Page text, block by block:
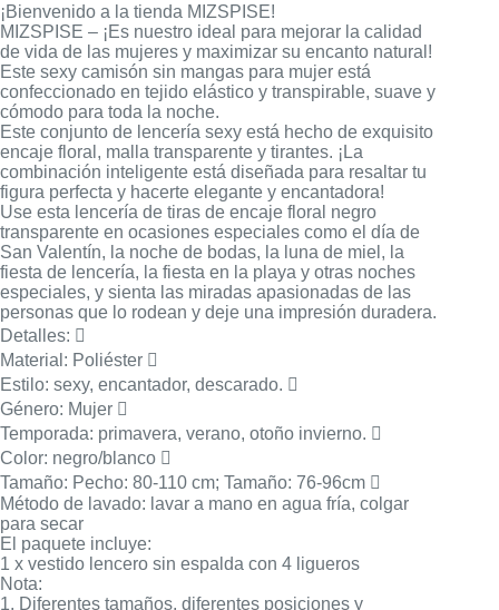
¡Bienvenido a la tienda MIZSPISE!
MIZSPISE – ¡Es nuestro ideal para mejorar la calidad
de vida de las mujeres y maximizar su encanto natural!
Este sexy camisón sin mangas para mujer está
confeccionado en tejido elástico y transpirable, suave y
cómodo para toda la noche.
Este conjunto de lencería sexy está hecho de exquisito
encaje floral, malla transparente y tirantes. ¡La
combinación inteligente está diseñada para resaltar tu
figura perfecta y hacerte elegante y encantadora!
Use esta lencería de tiras de encaje floral negro
transparente en ocasiones especiales como el día de
San Valentín, la noche de bodas, la luna de miel, la
fiesta de lencería, la fiesta en la playa y otras noches
especiales, y sienta las miradas apasionadas de las
personas que lo rodean y deje una impresión duradera.
Detalles: 
Material: Poliéster 
Estilo: sexy, encantador, descarado. 
Género: Mujer 
Temporada: primavera, verano, otoño invierno. 
Color: negro/blanco 
Tamaño: Pecho: 80-110 cm; Tamaño: 76-96cm 
Método de lavado: lavar a mano en agua fría, colgar
para secar
El paquete incluye:
1 x vestido lencero sin espalda con 4 ligueros
Nota:
1. Diferentes tamaños, diferentes posiciones y